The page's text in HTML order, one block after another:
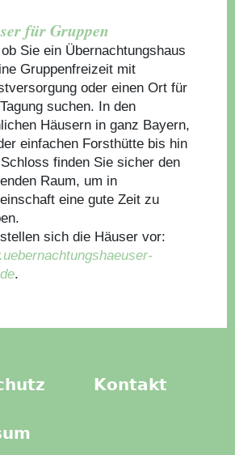
für Gruppen
Sie ein Übernachtungshaus
Gruppenfreizeit mit
oder einen Ort für
suchen. In den
Häusern in ganz Bayern,
einfachen Forsthütte bis hin
finden Sie sicher den
Raum, um in
eine gute Zeit zu
sich die Häuser vor:
.
Kontakt